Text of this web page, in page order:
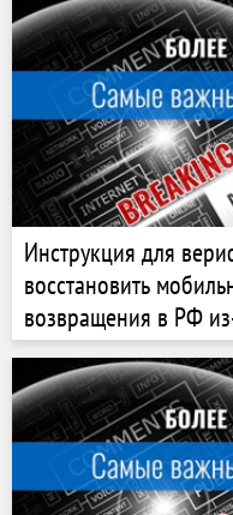
Инструкция для
восстановить
возвращения в РФ